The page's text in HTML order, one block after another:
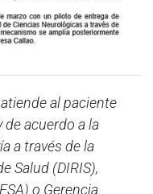
al paciente
de acuerdo a la
a través de la
Salud (DIRIS),
o Gerencia